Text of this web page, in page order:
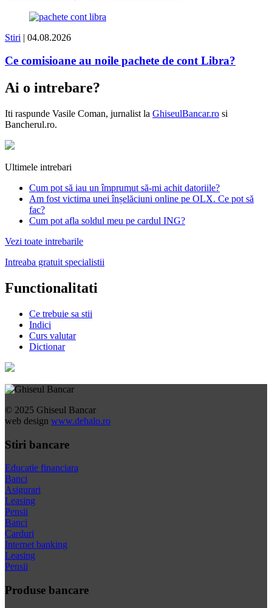
Stiri | 04.08.2026
Ce comisioane au noile pachete de cont Libra?
Ai o intrebare?
Iti raspunde Vasile Coman, jurnalist la GhiseulBancar.ro si
Bancherul.ro.
Ultimele intrebari
Cum pot să iau un împrumut să-mi achit datoriile?
Am fost victima unei înșelăciuni online pe OLX. Ce pot să
fac?
Cum pot afla soldul meu pe cardul ING?
Vezi toate intrebarile
Intreaba gratuit specialistii
Functionalitati
Ce trebuie sa stii
Indici
Curs valutar
Dictionar
© 2025 Ghiseul Bancar
web design www.dehalo.ro
Stiri bancare
Educatie financiara
Banci
Asigurari
Leasing
Pensii
Banci
Carduri
Internet banking
Leasing
Pensii
Produse bancare